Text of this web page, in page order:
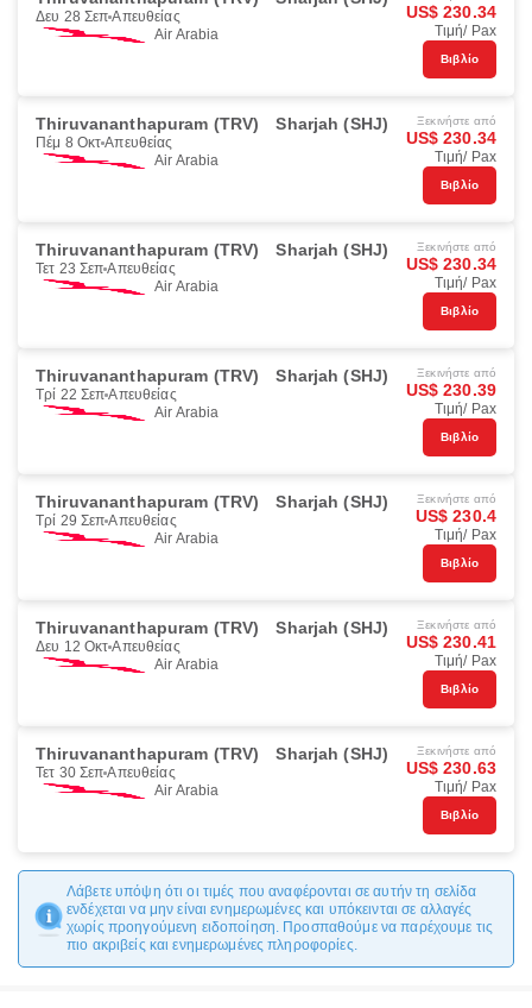
Δευ 28 Σεπ Απευθείας
Air Arabia
US$ 230.34
Τιμή/ Pax
Βιβλίο
Thiruvananthapuram (TRV) Sharjah (SHJ)
Πέμ 8 Οκτ Απευθείας
Air Arabia
Ξεκινήστε από
US$ 230.34
Τιμή/ Pax
Βιβλίο
Thiruvananthapuram (TRV) Sharjah (SHJ)
Τετ 23 Σεπ Απευθείας
Air Arabia
Ξεκινήστε από
US$ 230.34
Τιμή/ Pax
Βιβλίο
Thiruvananthapuram (TRV) Sharjah (SHJ)
Τρί 22 Σεπ Απευθείας
Air Arabia
Ξεκινήστε από
US$ 230.39
Τιμή/ Pax
Βιβλίο
Thiruvananthapuram (TRV) Sharjah (SHJ)
Τρί 29 Σεπ Απευθείας
Air Arabia
Ξεκινήστε από
US$ 230.4
Τιμή/ Pax
Βιβλίο
Thiruvananthapuram (TRV) Sharjah (SHJ)
Δευ 12 Οκτ Απευθείας
Air Arabia
Ξεκινήστε από
US$ 230.41
Τιμή/ Pax
Βιβλίο
Thiruvananthapuram (TRV) Sharjah (SHJ)
Τετ 30 Σεπ Απευθείας
Air Arabia
Ξεκινήστε από
US$ 230.63
Τιμή/ Pax
Βιβλίο
Λάβετε υπόψη ότι οι τιμές που αναφέρονται σε αυτήν τη σελίδα
ενδέχεται να μην είναι ενημερωμένες και υπόκεινται σε αλλαγές
χωρίς προηγούμενη ειδοποίηση. Προσπαθούμε να παρέχουμε τις
πιο ακριβείς και ενημερωμένες πληροφορίες.